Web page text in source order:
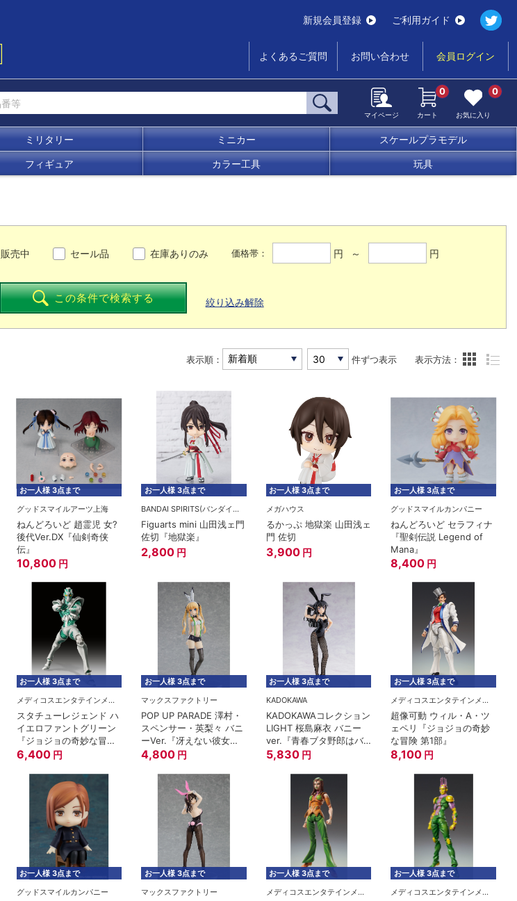
新規会員登録 ご利用ガイド
よくあるご質問 お問い合わせ 会員ログイン
マイページ カート
0
お気に入り
0
ミリタリー ミニカー スケールプラモデル
フィギュア カラー工具 玩具
販売中 セール品 在庫ありのみ 価格帯： 円 ～ 円
この条件で検索する 絞り込み解除
表示順： 件ずつ表示 表示方法：
お一人様 3点まで
グッドスマイルアーツ上海
ねんどろいど 趙霊児 女?
後代Ver.DX『仙剣奇侠
伝』
10,800 円
お一人様 3点まで
BANDAI SPIRITS(バンダイスピリッツ)
Figuarts mini 山田浅ェ門
佐切『地獄楽』
2,800 円
お一人様 3点まで
メガハウス
るかっぷ 地獄楽 山田浅ェ
門 佐切
3,900 円
お一人様 3点まで
グッドスマイルカンパニー
ねんどろいど セラフィナ
『聖剣伝説 Legend of
Mana』
8,400 円
お一人様 3点まで
メディコスエンタテインメント
スタチューレジェンド ハ
イエロファントグリーン
『ジョジョの奇妙な冒険
第3部』
6,400 円
お一人様 3点まで
マックスファクトリー
POP UP PARADE 澤村・
スペンサー・英梨々 バニ
ーVer.『冴えない彼女の
育てかた Fine』
4,800 円
お一人様 3点まで
KADOKAWA
KADOKAWAコレクション
LIGHT 桜島麻衣 バニー
ver.『青春ブタ野郎はバ
ニーガール先輩の夢を見
5,830 円
お一人様 3点まで
メディコスエンタテインメント
超像可動 ウィル・A・ツ
ェペリ『ジョジョの奇妙
な冒険 第1部』
8,100 円
お一人様 3点まで
グッドスマイルカンパニー
お一人様 3点まで
マックスファクトリー
お一人様 3点まで
メディコスエンタテインメント
お一人様 3点まで
メディコスエンタテインメント